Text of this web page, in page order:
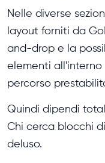
Nelle diverse
layout forniti da
and-drop e la
elementi all'interno
percorso
Quindi dipendi
Chi cerca blocchi
deluso.